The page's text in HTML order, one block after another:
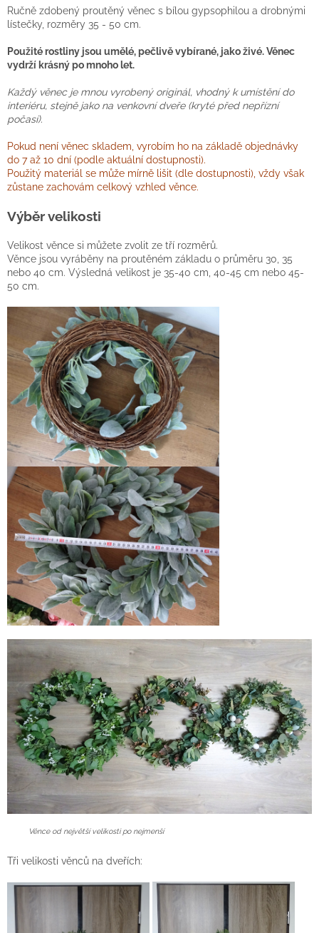
Ručně zdobený proutěný věnec s bílou gypsophilou a drobnými
lístečky, rozměry 35 - 50 cm.
Použité rostliny jsou umělé, pečlivě vybírané, jako živé. Věnec
vydrží krásný po mnoho let.
Každý věnec je mnou vyrobený originál, vhodný k umístění do
interiéru, stejně jako na venkovní dveře (kryté před nepřízní
počasí).
Pokud není věnec skladem, vyrobím ho na základě objednávky
do 7 až 10 dní (podle aktuální dostupnosti).
Použitý materiál se může mírně lišit (dle dostupnosti), vždy však
zůstane zachovám celkový vzhled věnce.
Výběr velikosti
Velikost věnce si můžete zvolit ze tří rozměrů.
Věnce jsou vyráběny na proutěném základu o průměru 30, 35
nebo 40 cm. Výsledná velikost je 35-40 cm, 40-45 cm nebo 45-
50 cm.
Věnce od největší velikosti po nejmenší
Tři velikosti věnců na dveřích: